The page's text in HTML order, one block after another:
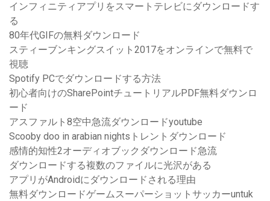
インフィニティアプリをスマートテレビにダウンロードす
る
80年代GIFの無料ダウンロード
スティーブンキングスイット2017をオンラインで無料で
視聴
Spotify PCでダウンロードする方法
初心者向けのSharePointチュートリアルPDF無料ダウンロ
ード
アスファルト8空中急流ダウンロードyoutube
Scooby doo in arabian nightsトレントダウンロード
感情的知性2オーディオブックダウンロード急流
ダウンロードする複数のファイルに光沢がある
アプリがAndroidにダウンロードされる理由
無料ダウンロードゲームスーパーショットサッカーuntuk